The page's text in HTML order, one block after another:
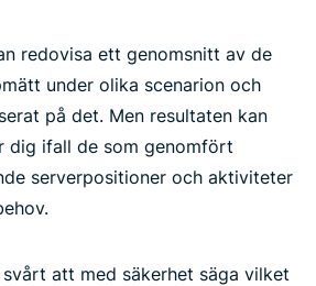
redovisa ett genomsnitt av de
under olika scenarion och
på det. Men resultaten kan
dig ifall de som genomfört
serverpositioner och aktiviteter
att med säkerhet säga vilket